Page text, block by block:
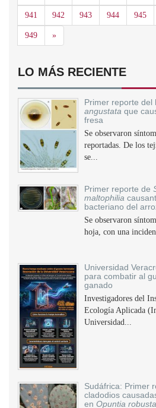
941 942 943 944 945
949 »Siguiente
LO MÁS RECIENTE
Primer reporte del
angustata que
fresa
Se observaron
reportadas. De los
se...
Primer reporte de
maltophilia
bacteriano del
Se observaron
hoja, con una
Universidad
para combatir al
ganado
Investigadores del
Ecología Aplicada
Universidad...
Sudáfrica: Primer
cladodios
en Opuntia robusta